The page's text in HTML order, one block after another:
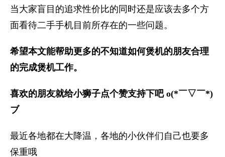
当大家盲目的追求性价比的同时还是应该去多个方
面看待二手手机目前所存在的一些问题。
希望本文能帮助更多的不知道如何煲机的朋友合理
的完成煲机工作。
喜欢的朋友就给小狮子点个赞支持下吧 o(*￣▽￣*)
ブ
最近各地都在大降温，各地的小伙伴们自己也要多
保重哦